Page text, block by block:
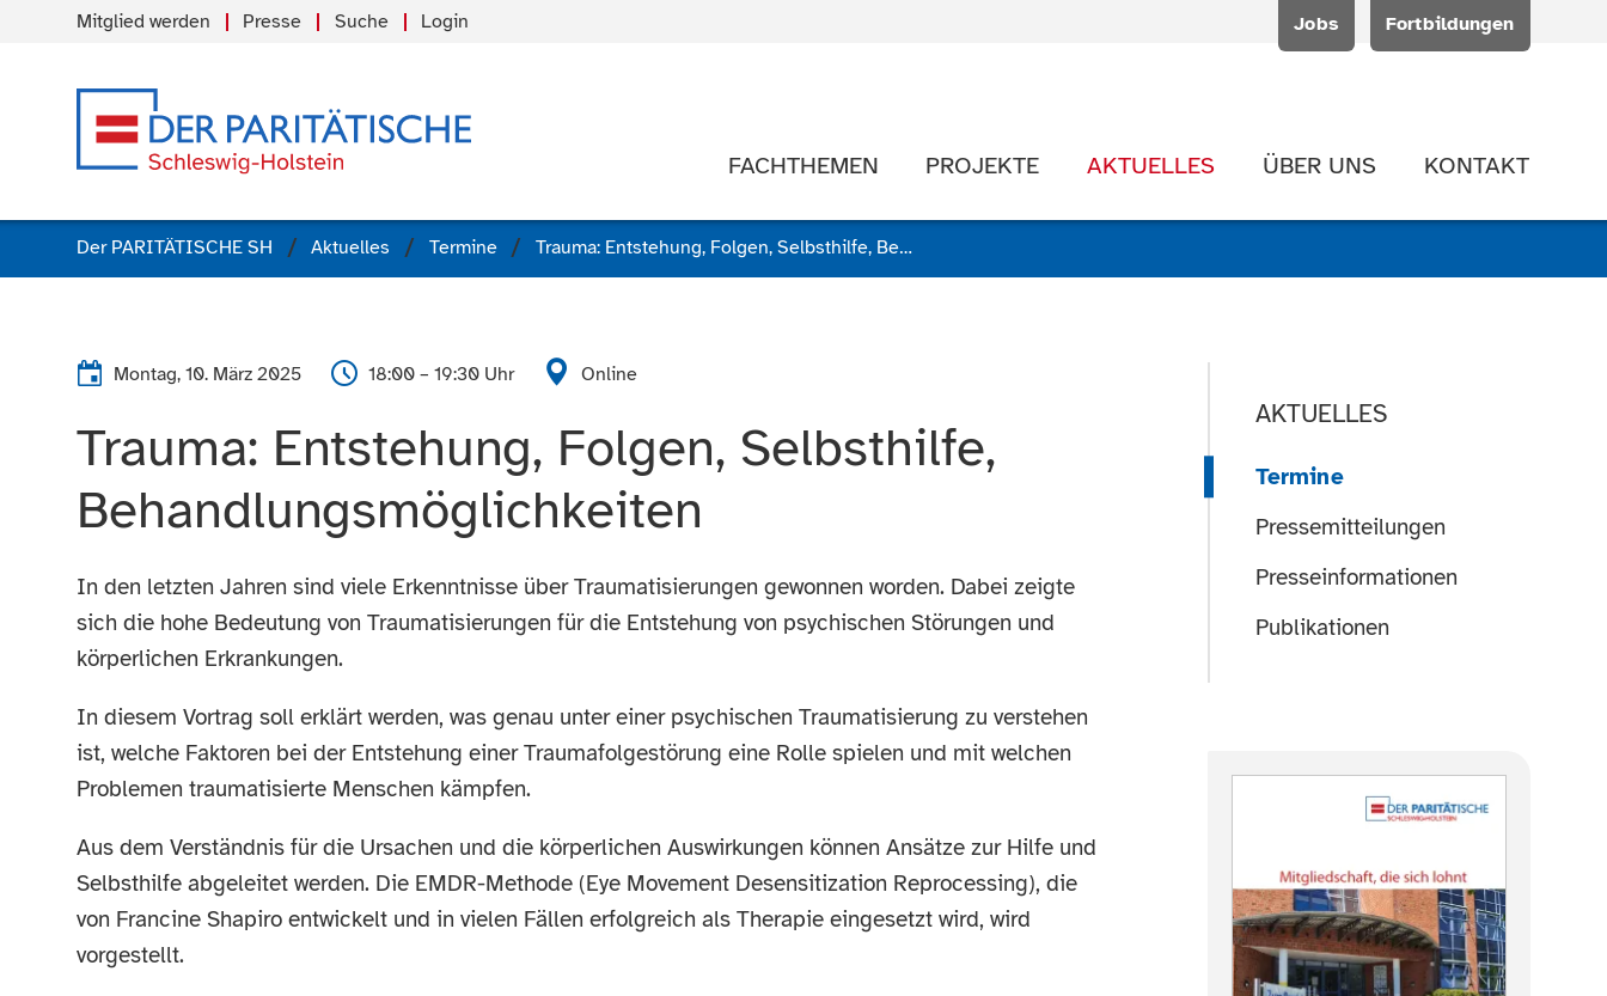
Jobs Fortbildungen
Mitglied werden Presse Suche Login
FACHTHEMEN PROJEKTE AKTUELLES ÜBER UNS KONTAKT
Der PARITÄTISCHE SH Aktuelles Termine Trauma: Entstehung, Folgen, Selbsthilfe, Behandlungsmöglichkeiten
Montag, 10. März 2025 18:00 – 19:30 Uhr Online
Trauma: Entstehung, Folgen, Selbsthilfe,
Behandlungsmöglichkeiten
In den letzten Jahren sind viele Erkenntnisse über Traumatisierungen gewonnen worden. Dabei zeigte
sich die hohe Bedeutung von Traumatisierungen für die Entstehung von psychischen Störungen und
körperlichen Erkrankungen.
In diesem Vortrag soll erklärt werden, was genau unter einer psychischen Traumatisierung zu verstehen
ist, welche Faktoren bei der Entstehung einer Traumafolgestörung eine Rolle spielen und mit welchen
Problemen traumatisierte Menschen kämpfen.
Aus dem Verständnis für die Ursachen und die körperlichen Auswirkungen können Ansätze zur Hilfe und
Selbsthilfe abgeleitet werden. Die EMDR-Methode (Eye Movement Desensitization Reprocessing), die
von Francine Shapiro entwickelt und in vielen Fällen erfolgreich als Therapie eingesetzt wird, wird
vorgestellt.
AKTUELLES
Termine
Pressemitteilungen
Presseinformationen
Publikationen